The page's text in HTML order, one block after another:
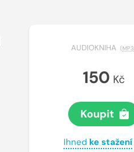
AUDIOKNIHA (MP3
150 Kč
Koupit
Ihned ke stažení